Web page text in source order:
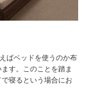
ばベッドを使うのか布
す。このことを踏ま
寝るという場合にお